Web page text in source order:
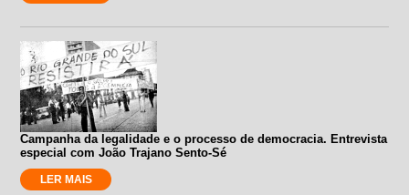
Campanha da legalidade e o processo de democracia. Entrevista
especial com João Trajano Sento-Sé
LER MAIS